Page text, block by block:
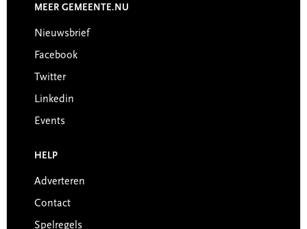
MEER GEMEENTE.NU
Nieuwsbrief
Facebook
Twitter
Linkedin
Events
HELP
Adverteren
Contact
Spelregels